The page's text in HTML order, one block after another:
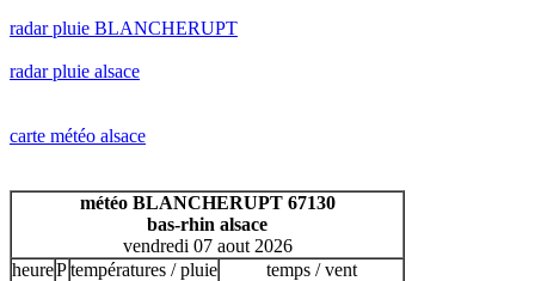
météo
H
I J K L M
N
T
U
V
W X Y Z
radar pluie BLANCHERUPT
radar pluie alsace
carte météo alsace
météo BLANCHERUPT 67130
bas-rhin alsace
vendredi 07 aout 2026
heurePtempératures / pluie temps / vent